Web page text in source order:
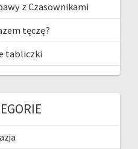
z Czasownikami
tęczę?
tabliczki